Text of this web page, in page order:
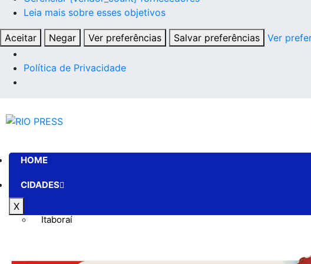
Leia mais sobre esses objetivos
Aceitar Negar Ver preferências Salvar preferências Ver
Política de Privacidade
HOME
CIDADES
Itaboraí
X